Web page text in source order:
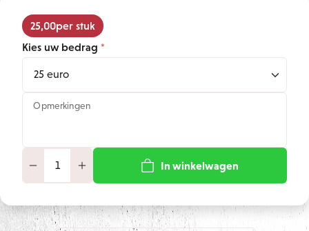
25,00per stuk
Kies uw bedrag
Opmerkingen
In winkelwagen